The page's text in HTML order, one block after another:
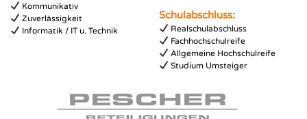
Kommunikativ
Zuverlässigkeit
Informatik / IT u. Technik
Schulabschluss:
Realschulabschluss
Fachhochschulreife
Allgemeine Hochschulreife
Studium Umsteiger